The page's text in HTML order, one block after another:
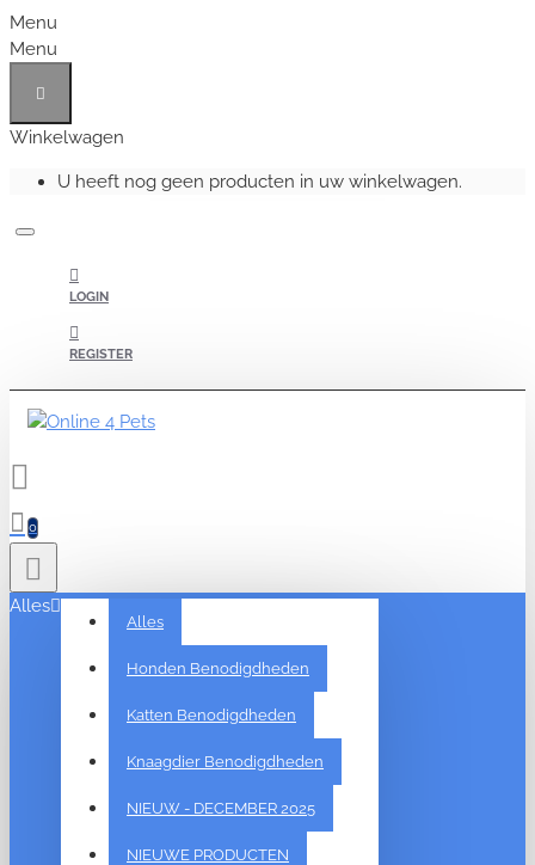
Menu
Menu
Winkelwagen
U heeft nog geen producten in uw winkelwagen.
LOGIN
REGISTER
0
Alles
Alles
Honden Benodigdheden
Katten Benodigdheden
Knaagdier Benodigdheden
NIEUW - DECEMBER 2025
NIEUWE PRODUCTEN